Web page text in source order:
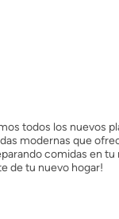
todos los nuevos
modernas que
comidas en tu
de tu nuevo hogar!